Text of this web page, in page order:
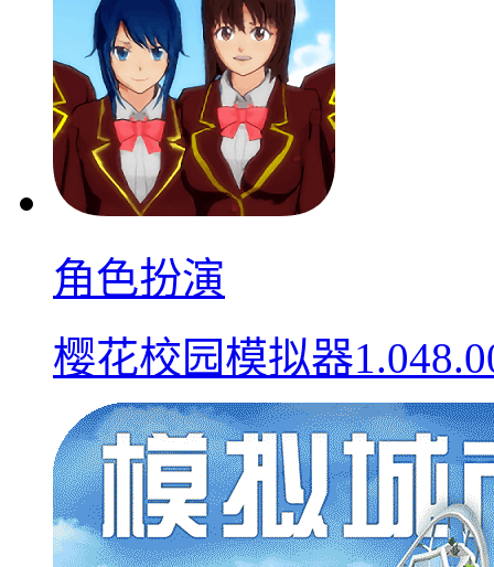
角色扮演
樱花校园模拟器